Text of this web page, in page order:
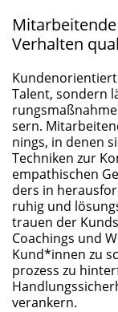
Ver­hal­ten
Talent, son­dern
sern.
nings, in denen
Tech­ni­ken zur
empa­thi­schen
ders in
ruhig und
trau­en der
Coa­chings und
Kund*innen zu
pro­zess zu
verankern.